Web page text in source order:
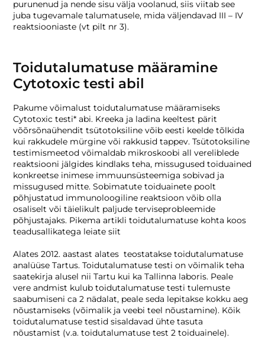
purunenud ja nende sisu välja voolanud, siis viitab see
juba tugevamale talumatusele, mida väljendavad III – IV
reaktsiooniaste (vt pilt nr 3).
Toidutalumatuse määramine
Cytotoxic testi abil
Pakume võimalust toidutalumatuse määramiseks
Cytotoxic testi* abi. Kreeka ja ladina keeltest pärit
võõrsõnaühendit tsütotoksiline võib eesti keelde tõlkida
kui rakkudele mürgine või rakkusid tappev. Tsütotoksiline
testimismeetod võimaldab mikroskoobi all vereliblede
reaktsiooni jälgides kindlaks teha, missugused toiduained
konkreetse inimese immuunsüsteemiga sobivad ja
missugused mitte. Sobimatute toiduainete poolt
põhjustatud immunoloogiline reaktsioon võib olla
osaliselt või täielikult paljude terviseprobleemide
põhjustajaks. Pikema artikli toidutalumatuse kohta koos
teadusallikatega leiate siit
Alates 2012. aastast alates teostatakse toidutalumatuse
analüüse Tartus. Toidutalumatuse testi on võimalik teha
saatekirja alusel nii Tartu kui ka Tallinna laboris. Peale
vere andmist kulub toidutalumatuse testi tulemuste
saabumiseni ca 2 nädalat, peale seda lepitakse kokku aeg
nõustamiseks (võimalik ja veebi teel nõustamine). Kõik
toidutalumatuse testid sisaldavad ühte tasuta
nõustamist (v.a. toidutalumatuse test 2 toiduainele).